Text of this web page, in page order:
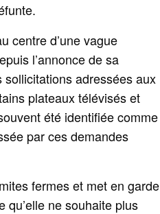
centre d’une vague
l’annonce de sa
adressées aux
plateaux télévisés et
été identifiée comme
par ces demandes
fermes et met en garde
qu’elle ne souhaite plus